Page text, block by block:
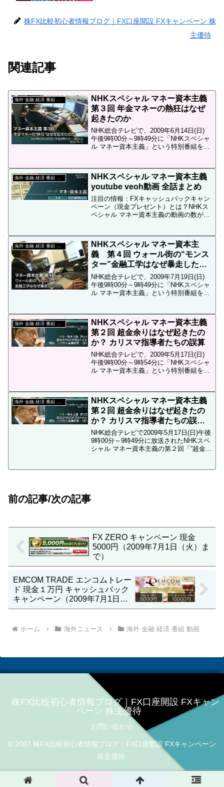
定能力 比較 まとめFX...
株FX比較初心者情報ブログ｜FX口座開設 FXキャンペーン 株
主優待
関連記事
海外 金融 経済 番組 動画
NHKスペシャル マネー資本主義
第３回 年金マネーの熱狂はなぜ
起きたのか
NHK総合テレビで、2009年6月14日(日)
午後9時00分～9時49分に「NHKスペシャ
ル マネー資本主義」という特別番組を放
トルで、私たちの老後の備えである「...
NHKスペシャル マネー資本主義
youtube veoh動画 全話まとめ
注目の情報：FXキャッシュバックキャン
ペーン（現金プレゼント）とは？NHKス
ペシャル マネー資本主義の動画の数が、
画が再生出来ない場合が有ります。（当
ブログ管理人の環境...
NHKスペシャル マネー資本主
義 第４回 ウォール街の“モンス
ター”金融工学はなぜ暴走したの
か
NHK総合テレビで、2009年7月19日(日)
午後9時00分～9時49分に「NHKスペシャ
ル マネー資本主義」という特別番組を放
のか」というタイトルで、世界を熱狂...
海外 金融 経済 番組 動画
NHKスペシャル マネー資本主義
第２回 超金余りはなぜ起きたの
か？ カリスマ指導者たちの誤算
NHK総合テレビで、2009年5月17日(日)
午後9時00分～9時54分に「NHKスペシャ
ル マネー資本主義」という特別番組を放
たちの誤算～」というタイトルで、
今、...
NHKスペシャル マネー資本主義
第２回 超金余りはなぜ起きたの
か？ カリスマ指導者たちの誤算
ユーチューブ無料動画（2009年5
月17日放送）
NHK総合テレビで2009年5月17日(日)午後
9時00分～9時49分に放送されたNHKスペ
シャル マネー資本主義の第２回「“超金余
前の記事/次の記事
FX ZERO キャンペーン 現金
5000円（2009年7月1日（火）ま
で）
EMCOM TRADE エンコムトレー
ド 現金１万円 キャッシュバック
キャンペーン（2009年7月1日
（水）まで）
ホーム 海外ニュース 海外 金融 経済 番組 動画
株FX比較初心者情報ブログ｜FX口座開設 FXキャン
ペーン 株主優待
お問い合わせ
© 2007 株FX比較初心者情報ブログ｜FX口座開設 FXキャンペーン
株主優待.